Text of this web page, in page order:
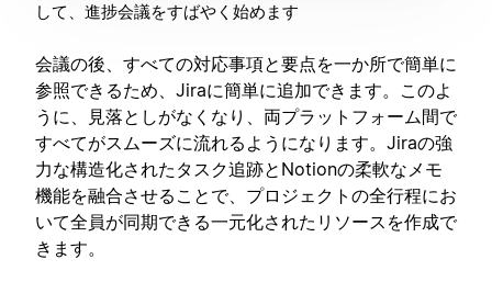
して、進捗会議をすばやく始めます
会議の後、すべての対応事項と要点を一か所で簡単に
参照できるため、Jiraに簡単に追加できます。このよ
うに、見落としがなくなり、両プラットフォーム間で
すべてがスムーズに流れるようになります。Jiraの強
力な構造化されたタスク追跡とNotionの柔軟なメモ
機能を融合させることで、プロジェクトの全行程にお
いて全員が同期できる一元化されたリソースを作成で
きます。